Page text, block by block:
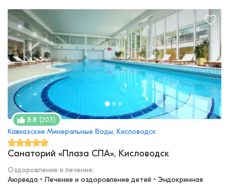
8.8 (203)
Кавказские Минеральные Воды, Кисловодск
Санаторий «Плаза СПА», Кисловодск
Оздоровление и лечение:
Аюрведа • Лечение и оздоровление детей • Эндокринная